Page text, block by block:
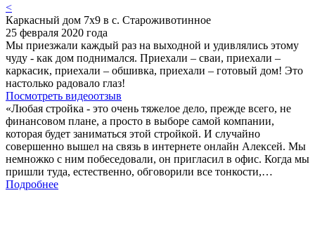
<
Каркасный дом 7х9 в с. Староживотинное
25 февраля 2020 года
Мы приезжали каждый раз на выходной и удивлялись этому
чуду - как дом поднимался. Приехали – сваи, приехали –
каркасик, приехали – обшивка, приехали – готовый дом! Это
настолько радовало глаз!
Посмотреть видеоотзыв
«Любая стройка - это очень тяжелое дело, прежде всего, не
финансовом плане, а просто в выборе самой компании,
которая будет заниматься этой стройкой. И случайно
совершенно вышел на связь в интернете онлайн Алексей. Мы
немножко с ним побеседовали, он пригласил в офис. Когда мы
пришли туда, естественно, обговорили все тонкости,…
Подробнее